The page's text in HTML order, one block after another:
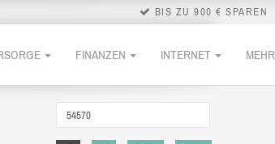
BIS ZU 900 € SPAREN
FINANZEN INTERNET MEHR